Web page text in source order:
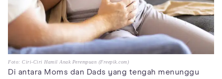
Foto: Ciri-Ciri Hamil Anak Perempuan (Freepik.com)
Di antara Moms dan Dads yang tengah menunggu